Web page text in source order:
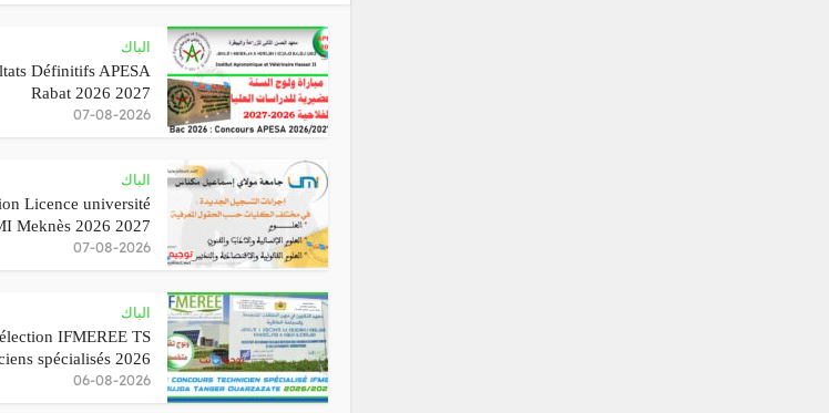
الباك
Définitifs APESA
Rabat 2026 2027
07-08-2026
الباك
Licence université
Meknès 2026 2027
07-08-2026
الباك
IFMEREE TS
spécialisés 2026...
06-08-2026